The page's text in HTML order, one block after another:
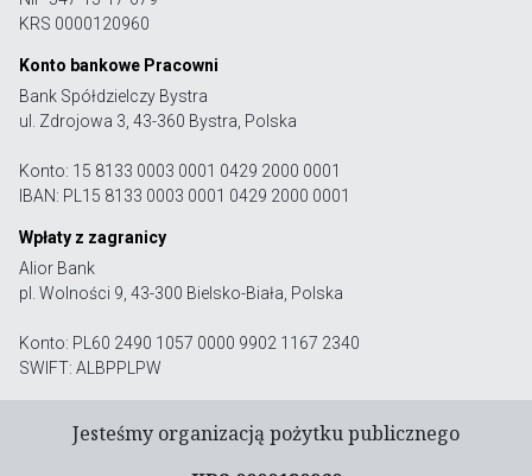
KRS 0000120960
Konto bankowe Pracowni
Bank Spółdzielczy Bystra
ul. Zdrojowa 3, 43-360 Bystra, Polska
Konto: 15 8133 0003 0001 0429 2000 0001
IBAN: PL15 8133 0003 0001 0429 2000 0001
Wpłaty z zagranicy
Alior Bank
pl. Wolności 9, 43-300 Bielsko-Biała, Polska
Konto: PL60 2490 1057 0000 9902 1167 2340
SWIFT: ALBPPLPW
Jesteśmy organizacją pożytku publicznego